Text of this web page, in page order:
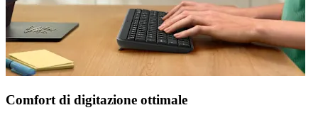
Comfort di digitazione ottimale